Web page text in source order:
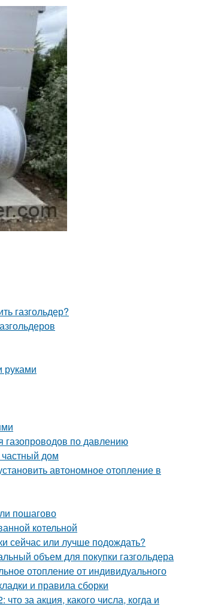
газгольдер?
руками
газопроводов по давлению
частный дом
автономное отопление в
пошагово
котельной
сейчас или лучше подождать?
объем для покупки газгольдера
отопление от индивидуального
и правила сборки
за акция, какого числа, когда и